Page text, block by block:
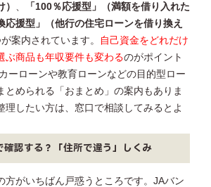
、
「100％応援型」（満額を借り入れた
応援型」（他行の住宅ローンを借り換え
案内されています。
自己資金をどれだけ
ぶ商品も年収要件も変わるのがポイント
ーローンや教育ローンなどの目的型ロー
とめられる「おまとめ」の案内もありま
理したい方は、窓口で相談してみるとよ
確認する？「住所で違う」しくみ
方がいちばん戸惑うところです。JAバン